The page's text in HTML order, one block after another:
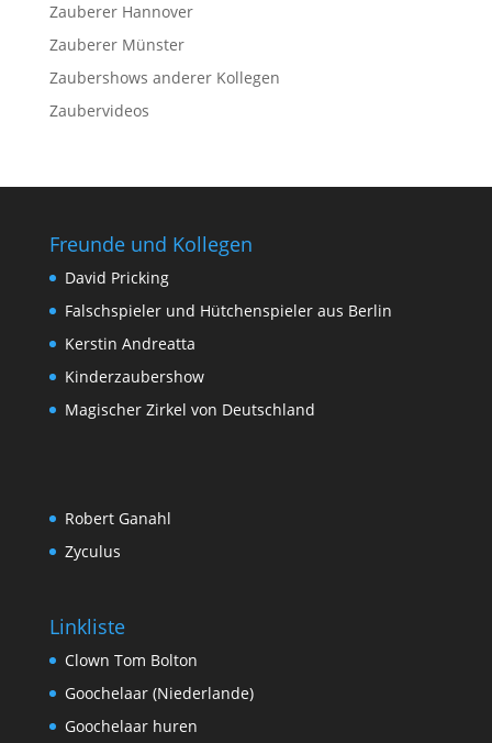
Zauberer Hannover
Zauberer Münster
Zaubershows anderer Kollegen
Zaubervideos
Freunde und Kollegen
David Pricking
Falschspieler und Hütchenspieler aus Berlin
Kerstin Andreatta
Kinderzaubershow
Magischer Zirkel von Deutschland
Robert Ganahl
Zyculus
Linkliste
Clown Tom Bolton
Goochelaar (Niederlande)
Goochelaar huren